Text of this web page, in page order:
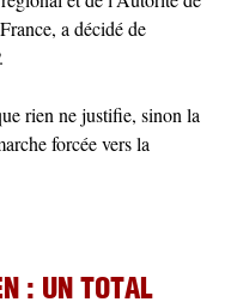
a décidé de
rien ne justifie, sinon la
forcée vers la
: UN TOTAL